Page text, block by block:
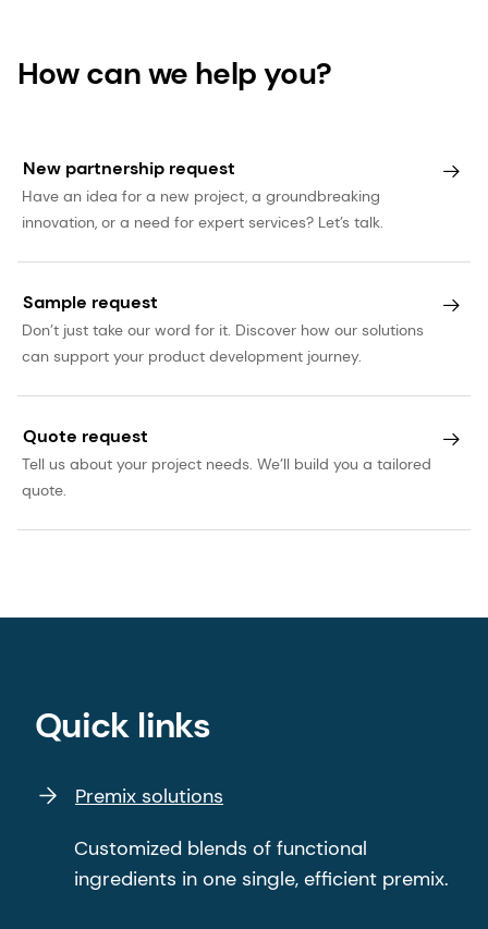
How can we help you?
New partnership request
Have an idea for a new project, a groundbreaking
innovation, or a need for expert services? Let’s talk.
Sample request
Don’t just take our word for it. Discover how our solutions
can support your product development journey.
Quote request
Tell us about your project needs. We’ll build you a tailored
quote.
Quick links
Premix solutions
Customized blends of functional
ingredients in one single, efficient premix.